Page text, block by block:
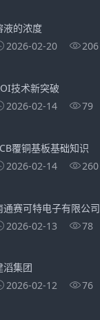
液的浓度
2026-02-20
206
技术新突破
2026-02-14
79
覆铜基板基础知识
2026-02-14
260
通赛可特电子有限公司
2026-02-13
78
滔集团
2026-02-12
76